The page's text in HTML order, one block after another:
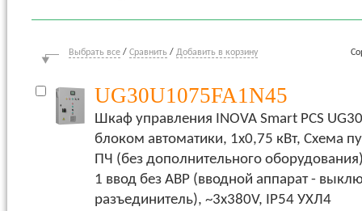
Выбрать все / Сравнить / Добавить в корзину
UG30U1075FA1N45
Шкаф управления INOVA Smart PCS
блоком автоматики, 1х0,75 кВт, Схема
ПЧ (без дополнительного
1 ввод без АВР (вводной аппарат -
разъединитель), ~3x380V, IP54 УХЛ4